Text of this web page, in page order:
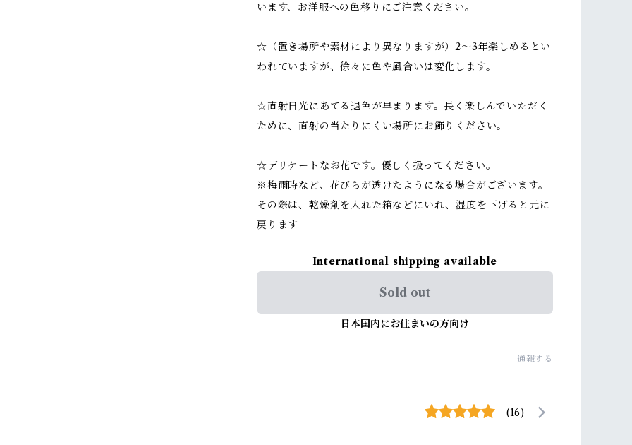
います、お洋服への色移りにご注意ください。
☆（置き場所や素材により異なりますが）2～3年楽しめるとい
われていますが、徐々に色や風合いは変化します。
☆直射日光にあてる退色が早まります。長く楽しんでいただく
ために、直射の当たりにくい場所にお飾りください。
☆デリケートなお花です。優しく扱ってください。
※梅雨時など、花びらが透けたようになる場合がございます。
その際は、乾燥剤を入れた箱などにいれ、湿度を下げると元に
戻ります
International shipping available
Sold out
日本国内にお住まいの方向け
通報する
(16)